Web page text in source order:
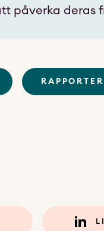
påverka deras
RAPPORTER